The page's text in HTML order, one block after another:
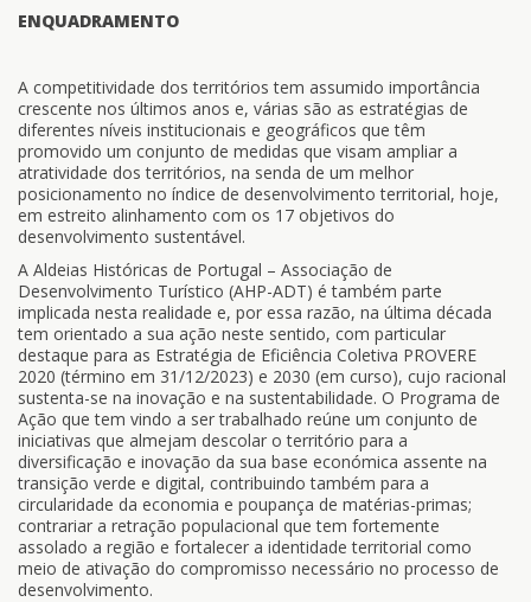
ENQUADRAMENTO
A competitividade dos territórios tem assumido importância
crescente nos últimos anos e, várias são as estratégias de
diferentes níveis institucionais e geográficos que têm
promovido um conjunto de medidas que visam ampliar a
atratividade dos territórios, na senda de um melhor
posicionamento no índice de desenvolvimento territorial, hoje,
em estreito alinhamento com os 17 objetivos do
desenvolvimento sustentável.
A Aldeias Históricas de Portugal – Associação de
Desenvolvimento Turístico (AHP-ADT) é também parte
implicada nesta realidade e, por essa razão, na última década
tem orientado a sua ação neste sentido, com particular
destaque para as Estratégia de Eficiência Coletiva PROVERE
2020 (término em 31/12/2023) e 2030 (em curso), cujo racional
sustenta-se na inovação e na sustentabilidade. O Programa de
Ação que tem vindo a ser trabalhado reúne um conjunto de
iniciativas que almejam descolar o território para a
diversificação e inovação da sua base económica assente na
transição verde e digital, contribuindo também para a
circularidade da economia e poupança de matérias-primas;
contrariar a retração populacional que tem fortemente
assolado a região e fortalecer a identidade territorial como
meio de ativação do compromisso necessário no processo de
desenvolvimento.